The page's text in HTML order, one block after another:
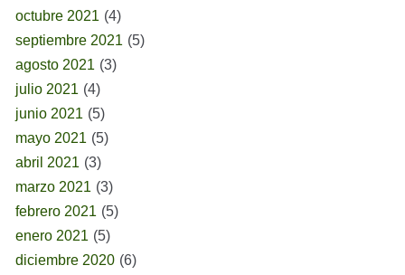
octubre 2021 (4)
septiembre 2021 (5)
agosto 2021 (3)
julio 2021 (4)
junio 2021 (5)
mayo 2021 (5)
abril 2021 (3)
marzo 2021 (3)
febrero 2021 (5)
enero 2021 (5)
diciembre 2020 (6)